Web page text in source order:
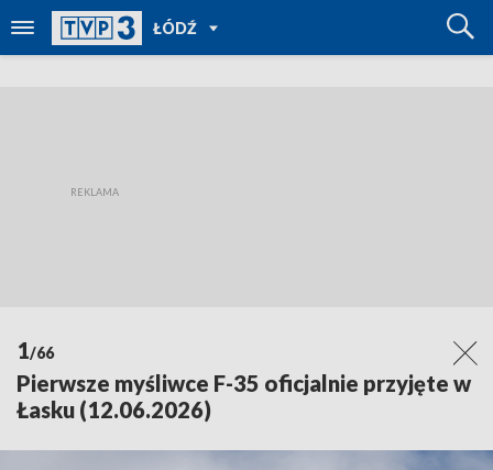
ŁÓDŹ
POWRÓT
DO
REGIONY
1/66
Pierwsze myśliwce F-35 oficjalnie przyjęte w
Łasku (12.06.2026)